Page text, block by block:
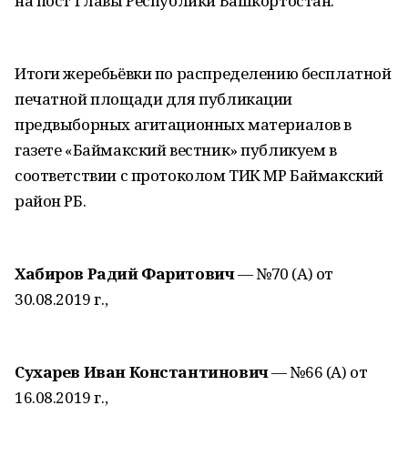
Итоги жеребьёвки по распределению бесплатной
печатной площади для публикации
предвыборных агитационных материалов в
газете «Баймакский вестник» публикуем в
соответствии с протоколом ТИК МР Баймакский
район РБ.
Хабиров Радий Фаритович— №70 (А) от
30.08.2019 г.,
Сухарев Иван Константинович— №66 (А) от
16.08.2019 г.,